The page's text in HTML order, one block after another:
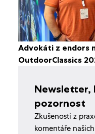
Advokáti z endors
OutdoorClassics
Newsletter,
pozornost
Zkušenosti z
komentáře